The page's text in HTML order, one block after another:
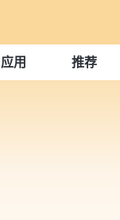
应用 推荐